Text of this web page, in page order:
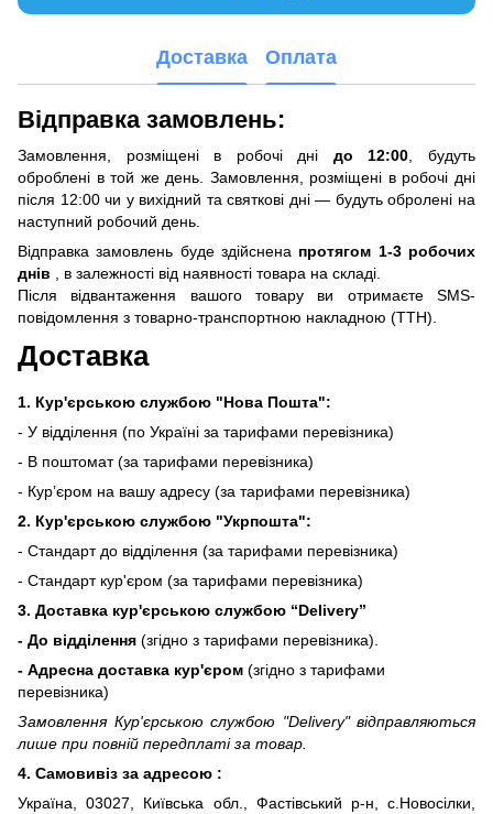
Доставка Оплата
Відправка замовлень:
Замовлення, розміщені в робочі дні до 12:00 , будуть
оброблені в той же день. Замовлення, розміщені в робочі дні
після 12:00 чи у вихідний та святкові дні — будуть обролені на
наступний робочий день.
Відправка замовлень буде здійснена протягом 1-3 робочих
днів , в залежності від наявності товара на складі.
Після відвантаження вашого товару ви отримаєте SMS-
повідомлення з товарно-транспортною накладною (ТТН).
Доставка
1. Кур'єрською службою "Нова Пошта":
- У відділення (по Україні за тарифами перевізника)
- В поштомат (за тарифами перевізника)
- Кур’єром на вашу адресу (за тарифами перевізника)
2. Кур'єрською службою "Укрпошта":
- Стандарт до відділення (за тарифами перевізника)
- Стандарт кур'єром (за тарифами перевізника)
3. Доставка кур'єрською службою “Delivery”
- До відділення (згідно з тарифами перевізника).
- Адресна доставка кур'єром (згідно з тарифами
перевізника)
Замовлення Кур'єрською службою "Delivery" відправляються
лише при повній передплаті за товар.
4. Самовивіз за адресою :
Україна, 03027, Київська обл., Фастівський р-н, с.Новосілки,